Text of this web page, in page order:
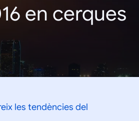
en cerques
les tendències del